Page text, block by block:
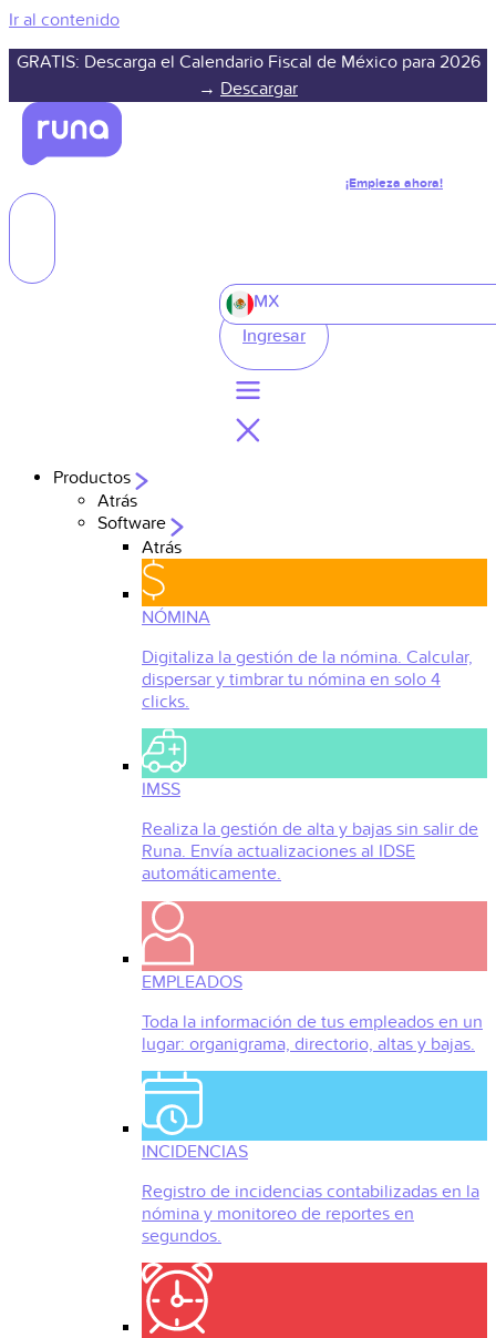
Ir al contenido
GRATIS: Descarga el Calendario Fiscal de México para 2026
→ Descargar
¡Empieza ahora!
MX
Ingresar
Productos
Atrás
Software
Atrás
NÓMINA
Digitaliza la gestión de la nómina. Calcular,
dispersar y timbrar tu nómina en solo 4
clicks.
IMSS
Realiza la gestión de alta y bajas sin salir de
Runa. Envía actualizaciones al IDSE
automáticamente.
EMPLEADOS
Toda la información de tus empleados en un
lugar: organigrama, directorio, altas y bajas.
INCIDENCIAS
Registro de incidencias contabilizadas en la
nómina y monitoreo de reportes en
segundos.